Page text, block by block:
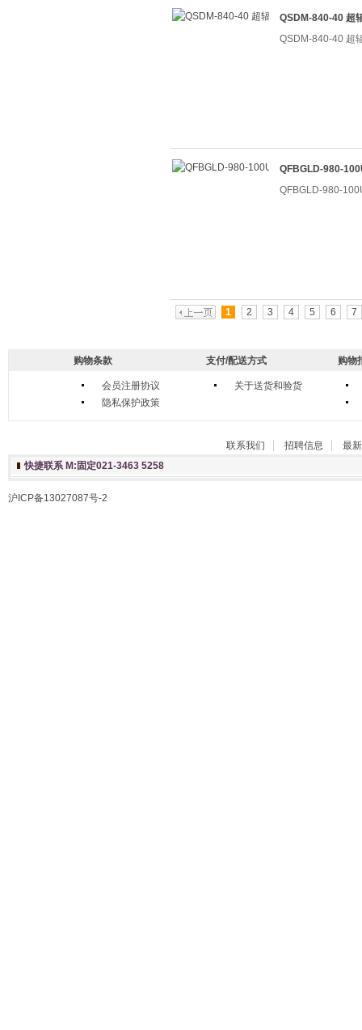
QSDM-840-40 超
QSDM-840-40 超
QFBGLD-980-
QFBGLD-980-
1 2 3 4 5 6 7
购物条款
会员注册协议
隐私保护政策
支付/配送方式
关于送货和验货
购物
联系我们 招聘信息
最
快捷联系 M:固定021-3463 5258
沪ICP备13027087号-2